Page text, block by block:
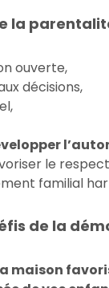
la
ouverte,
décisions,
le
familial
de la
maison